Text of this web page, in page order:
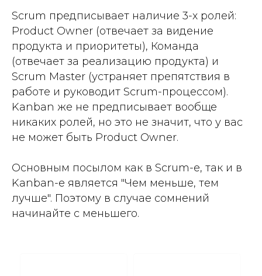
Scrum предписывает наличие 3-х ролей:
Product Owner (отвечает за видение
продукта и приоритеты), Команда
(отвечает за реализацию продукта) и
Scrum Master (устраняет препятствия в
работе и руководит Scrum-процессом).
Kanban же не предписывает вообще
никаких ролей, но это не значит, что у вас
не может быть Product Owner.
Основным посылом как в Scrum-е, так и в
Kanban-е является "Чем меньше, тем
лучше". Поэтому в случае сомнений
начинайте с меньшего.